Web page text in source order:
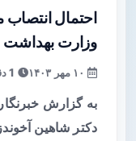
احتمال
وزارت بهداشت
به گزارش
دکتر شاهین